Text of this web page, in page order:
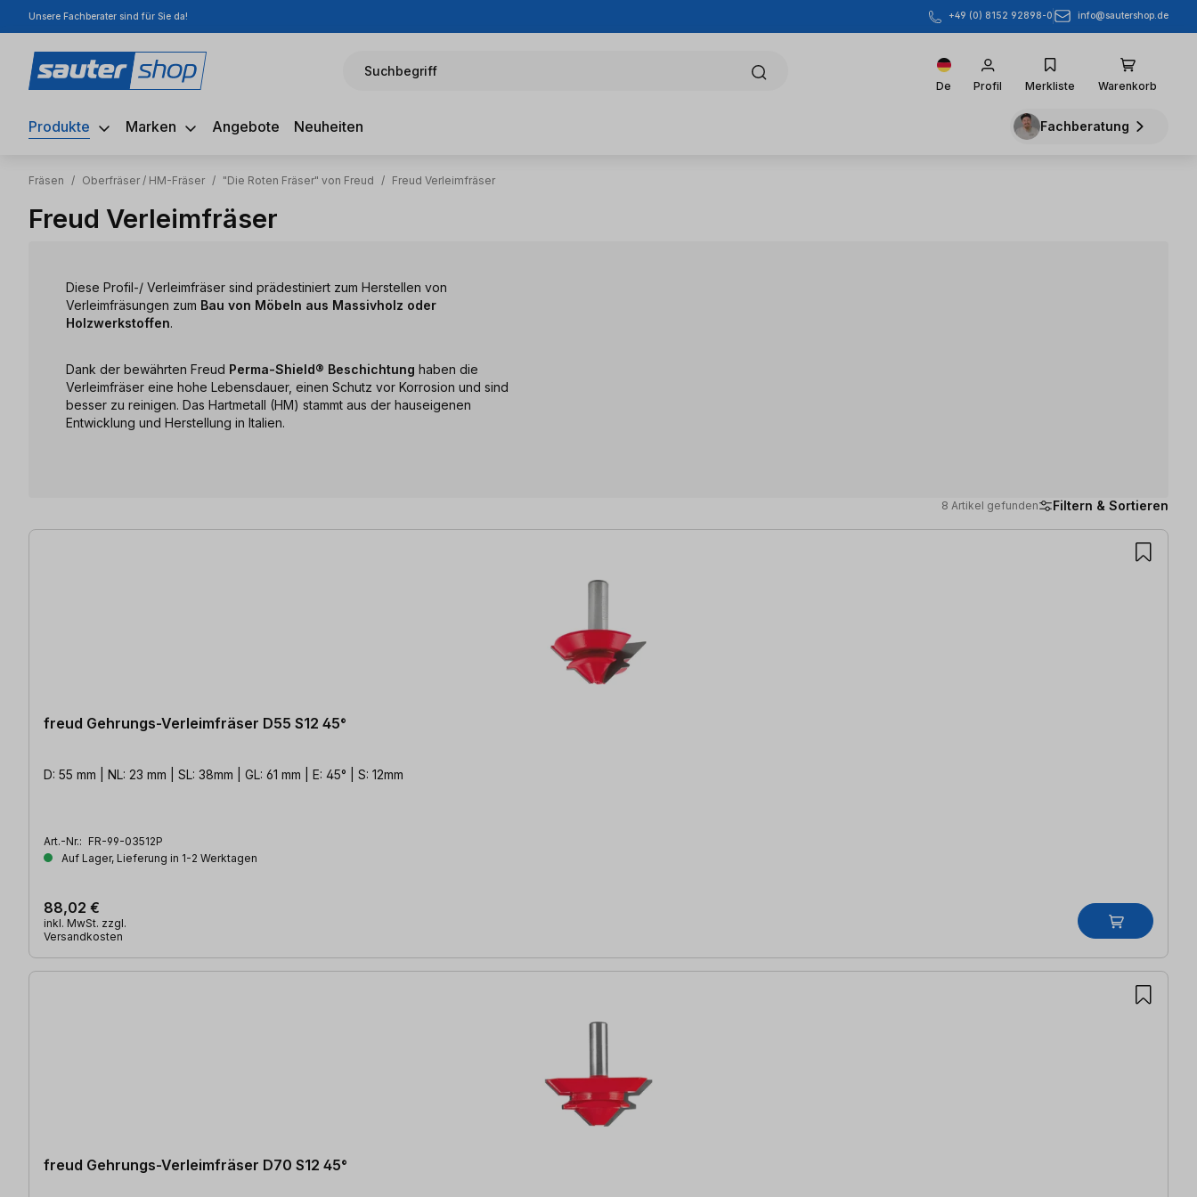
Hauptinhalt springen
Zur Suche springen
Zur Hauptnavigation springen
Unsere Fachberater sind für Sie da! +49 (0) 8152 92898-0 info@sautershop.de
Suchbegriff
De Profil Merkliste Warenkorb
Produkte Marken Angebote Neuheiten Fachberatung
Fräsen / Oberfräser / HM-Fräser / "Die Roten Fräser" von Freud / Freud Verleimfräser
Freud Verleimfräser
Diese Profil-/ Verleimfräser sind prädestiniert zum Herstellen von
Verleimfräsungen zum Bau von Möbeln aus Massivholz oder
Holzwerkstoffen.
Dank der bewährten Freud Perma-Shield® Beschichtung haben die
Verleimfräser eine hohe Lebensdauer, einen Schutz vor Korrosion und sind
besser zu reinigen. Das Hartmetall (HM) stammt aus der hauseigenen
Entwicklung und Herstellung in Italien.
8 Artikel gefunden Filtern & Sortieren
8 Artikel gefunden
freud Gehrungs-Verleimfräser D55 S12 45°
D: 55 mm | NL: 23 mm | SL: 38mm | GL: 61 mm | E: 45° | S: 12mm
Art.-Nr.: FR-99-03512P
Auf Lager, Lieferung in 1-2 Werktagen
88,02 €
inkl. MwSt. zzgl.
Versandkosten
freud Gehrungs-Verleimfräser D70 S12 45°